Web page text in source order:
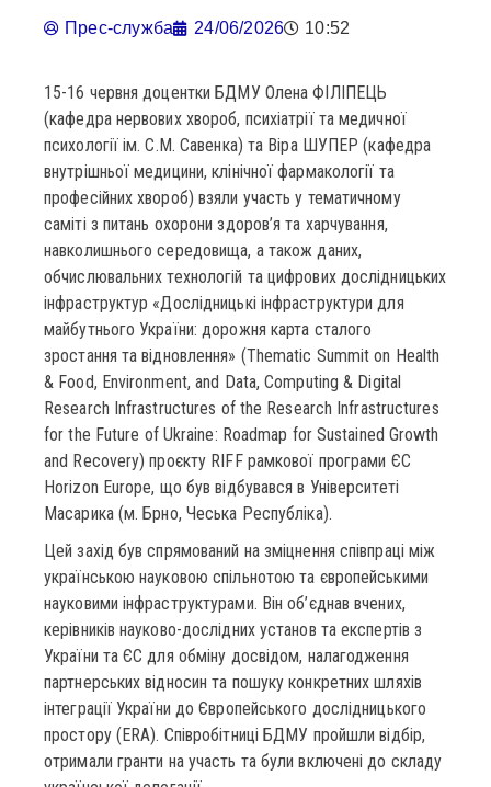
Прес-служба 24/06/2026 10:52
15-16 червня доцентки БДМУ Олена ФІЛІПЕЦЬ
(кафедра нервових хвороб, психіатрії та медичної
психології ім. С.М. Савенка) та Віра ШУПЕР (кафедра
внутрішньої медицини, клінічної фармакології та
професійних хвороб) взяли участь у тематичному
саміті з питань охорони здоров’я та харчування,
навколишнього середовища, а також даних,
обчислювальних технологій та цифрових дослідницьких
інфраструктур «Дослідницькі інфраструктури для
майбутнього України: дорожня карта сталого
зростання та відновлення» (Thematic Summit on Health
& Food, Environment, and Data, Computing & Digital
Research Infrastructures of the Research Infrastructures
for the Future of Ukraine: Roadmap for Sustained Growth
and Recovery) проєкту RIFF рамкової програми ЄС
Horizon Europe, що був відбувався в Університеті
Масарика (м. Брно, Чеська Республіка).
Цей захід був спрямований на зміцнення співпраці між
українською науковою спільнотою та європейськими
науковими інфраструктурами. Він об’єднав вчених,
керівників науково-дослідних установ та експертів з
України та ЄС для обміну досвідом, налагодження
партнерських відносин та пошуку конкретних шляхів
інтеграції України до Європейського дослідницького
простору (ERA). Співробітниці БДМУ пройшли відбір,
отримали гранти на участь та були включені до складу